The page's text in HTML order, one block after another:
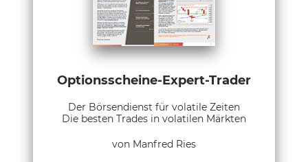
Optionsscheine-Expert-Trader
Der Börsendienst für volatile Zeiten
Die besten Trades in volatilen Märkten
von Manfred Ries